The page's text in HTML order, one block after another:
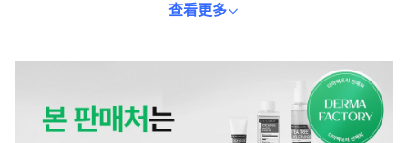
計，方便隨時補擦，讓雙唇時刻保持水潤光澤。質地柔滑，易於塗
查看更多